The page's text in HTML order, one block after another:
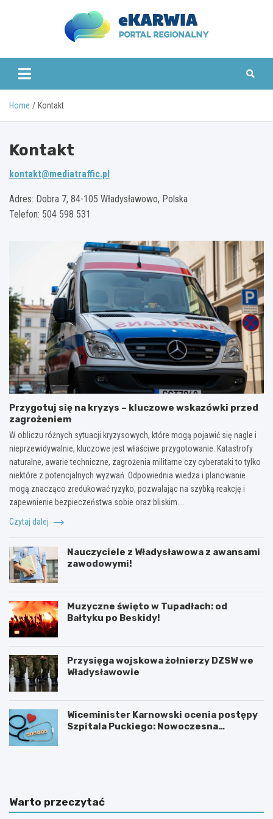
www.ekarwia.pl
Home Kontakt
Kontakt
kontakt@mediatraffic.pl
Adres: Dobra 7, 84-105 Władysławowo, Polska
Telefon: 504 598 531
Przygotuj się na kryzys – kluczowe wskazówki przed
zagrożeniem
W obliczu różnych sytuacji kryzysowych, które mogą pojawić się nagle i
nieprzewidywalnie, kluczowe jest właściwe przygotowanie. Katastrofy
naturalne, awarie techniczne, zagrożenia militarne czy cyberataki to tylko
niektóre z potencjalnych wyzwań. Odpowiednia wiedza i planowanie
mogą znacząco zredukować ryzyko, pozwalając na szybką reakcję i
zapewnienie bezpieczeństwa sobie oraz bliskim.…
Czytaj dalej
Nauczyciele z Władysławowa z awansami
zawodowymi!
Muzyczne święto w Tupadłach: od
Bałtyku po Beskidy!
Przysięga wojskowa żołnierzy DZSW we
Władysławowie
Wiceminister Karnowski ocenia postępy
Szpitala Puckiego: Nowoczesna
O
a
d
M
a
r
Warto przeczytać